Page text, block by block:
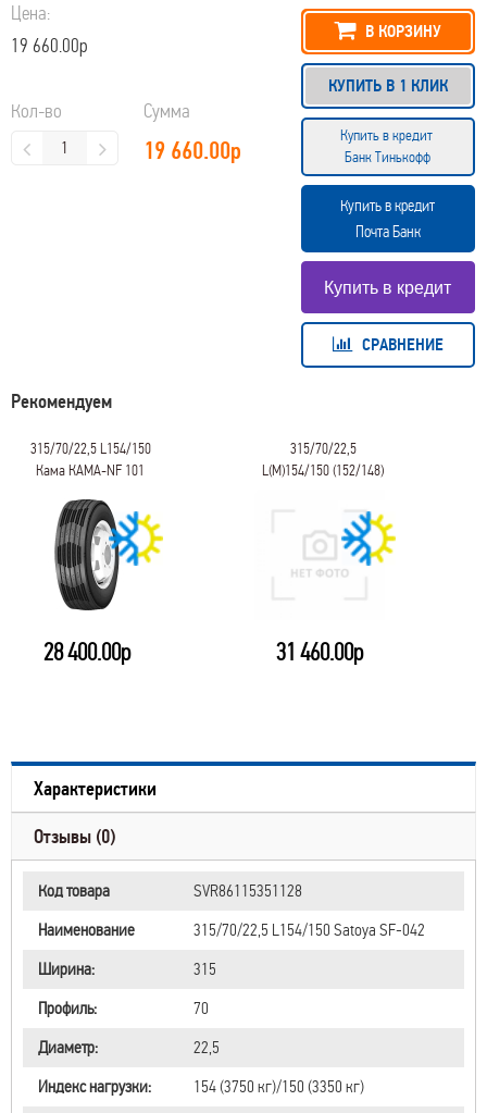
Цена:
19 660.00р
Кол-во Сумма
19 660.00р
В КОРЗИНУ
КУПИТЬ В 1 КЛИК
Купить в кредит
Банк Тинькофф
Купить в кредит
Почта Банк
СРАВНЕНИЕ
Рекомендуем
315/70/22,5 L154/150
Кама КАМА-NF 101
28 400.00р
315/70/22,5
L(M)154/150 (152/148)
PROFESSIONAL DR-1
31 460.00р
Характеристики
Отзывы (0)
Код товара
SVR86115351128
Наименование
315/70/22,5 L154/150 Satoya SF-042
Ширина:
315
Профиль:
70
Диаметр:
22,5
Индекс нагрузки:
154 (3750 кг)/150 (3350 кг)